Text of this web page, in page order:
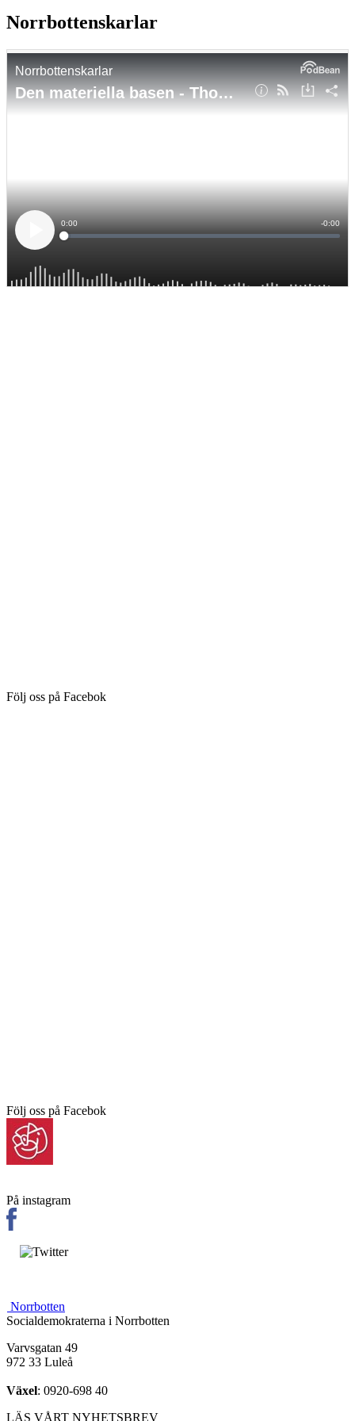
Norrbottenskarlar
Följ oss på Facebok
Följ oss på Facebok
På instagram
Norrbotten
Socialdemokraterna i Norrbotten
Varvsgatan 49
972 33 Luleå
Växel: 0920-698 40
LÄS VÅRT NYHETSBREV